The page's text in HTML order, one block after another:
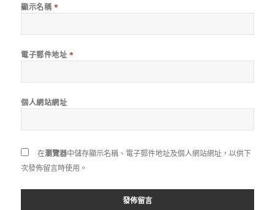
顯示名稱 *
電子郵件地址 *
個人網站網址
在瀏覽器中儲存顯示名稱、電子郵件地址及個人網站網址，以供下
次發佈留言時使用。